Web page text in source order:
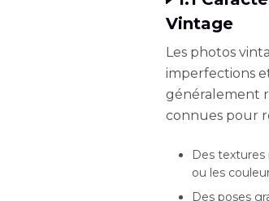
Vintage
Les photos
imperfections
généralement
connues pour
Des textures
ou les
Des poses